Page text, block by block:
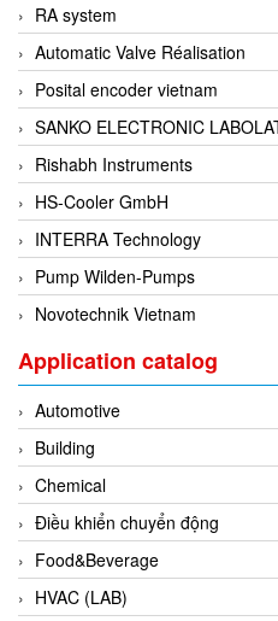
Dias Infrared
DINA Elektronik
Dinel
Di-Soric
Di-Soric
Dixon Valve
Doctor Led Vietnam
DOLD - Autho ANS
Dold Vietnam
Dongdo Tech
Donghwa Valve
Dongkun
Dosing Pump
DR. NEUMANN Peltier-Technik
Driesen Kern
Dropsa Vietnam
RA system
Automatic Valve Réalisation
Posital encoder vietnam
SANKO ELECTRONIC
Rishabh Instruments
HS-Cooler GmbH
INTERRA Technology
Pump Wilden-Pumps
Novotechnik Vietnam
Application catalog
Automotive
Building
Chemical
Điều khiển chuyển động
Food&Beverage
HVAC (LAB)